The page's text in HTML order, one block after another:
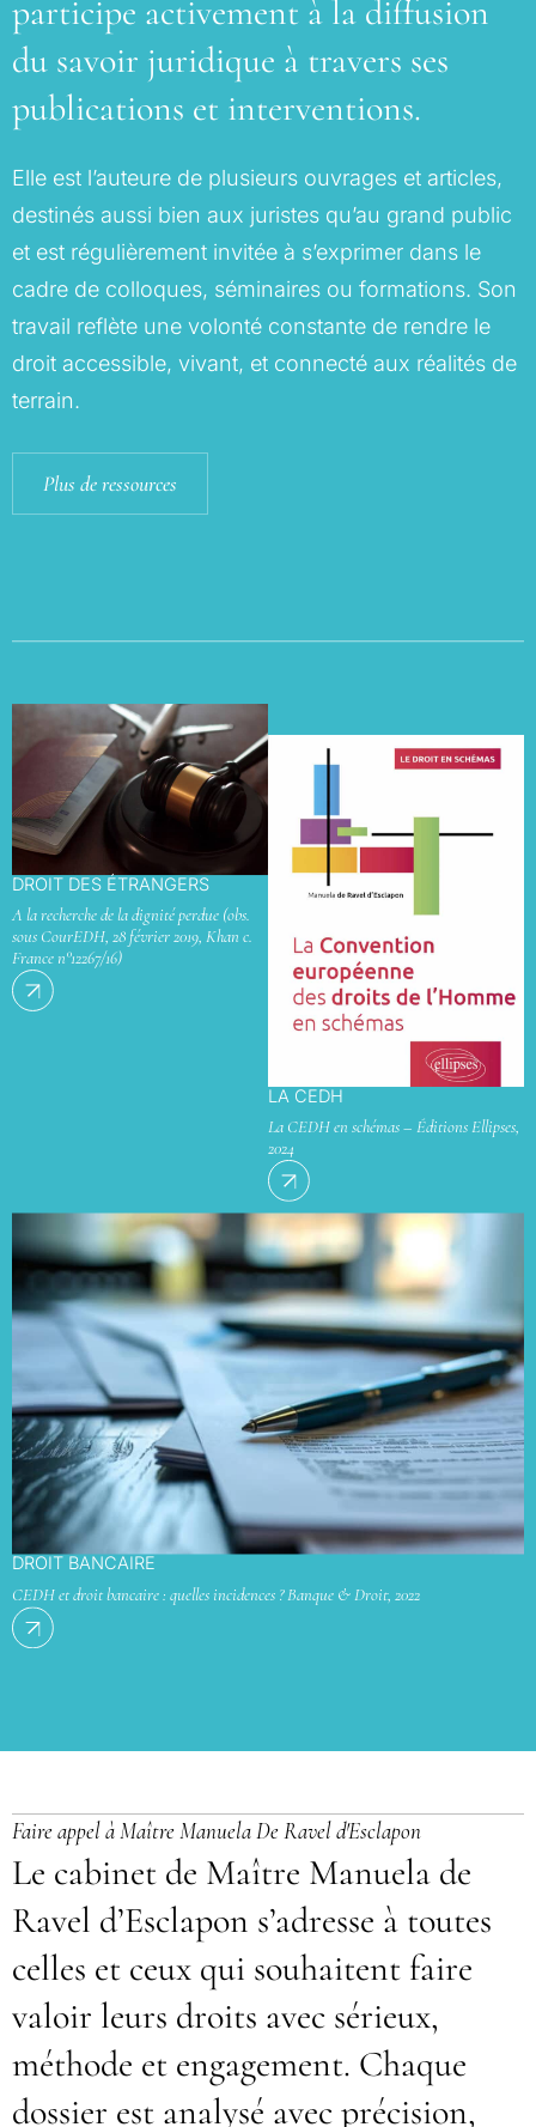
participe activement à la diffusion
du savoir juridique à travers ses
publications et interventions.
Elle est l’auteure de plusieurs ouvrages et articles,
destinés aussi bien aux juristes qu’au grand public
et est régulièrement invitée à s’exprimer dans le
cadre de colloques, séminaires ou formations. Son
travail reflète une volonté constante de rendre le
droit accessible, vivant, et connecté aux réalités de
terrain.
Plus de ressources
DROIT DES ÉTRANGERS
A la recherche de la dignité perdue (obs.
sous CourEDH, 28 février 2019, Khan c.
France n°12267/16)
LA CEDH
La CEDH en schémas – Éditions Ellipses,
2024
DROIT BANCAIRE
CEDH et droit bancaire : quelles incidences ? Banque & Droit, 2022
Faire appel à Maître Manuela De Ravel d'Esclapon
Le cabinet de Maître Manuela de
Ravel d’Esclapon s’adresse à toutes
celles et ceux qui souhaitent faire
valoir leurs droits avec sérieux,
méthode et engagement. Chaque
dossier est analysé avec précision,